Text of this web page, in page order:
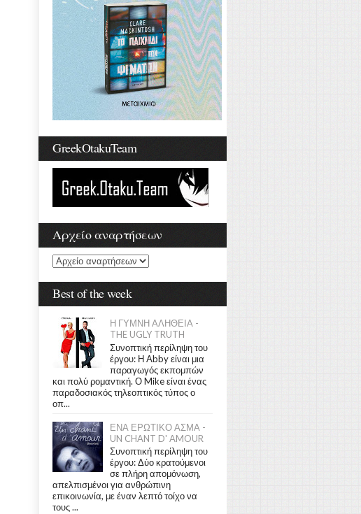
GreekOtakuTeam
Αρχείο αναρτήσεων
Best of the week
Η ΓΥΜΝΗ ΑΛΗΘΕΙΑ -
THE UGLY TRUTH
Συνοπτική περίληψη του
έργου: Η Abby είναι μια
παραγωγός εκπομπών
και πολύ ρομαντική. Ο Mike είναι ένας
παραδοσιακός τηλεοπτικός τύπος ο
οπ...
ΕΝΑ ΕΡΩΤΙΚΟ ΑΣΜΑ -
UN CHANT D' AMOUR
Συνοπτική περίληψη του
έργου: Δύο κρατούμενοι
σε πλήρη απομόνωση,
απελπισμένοι για ανθρώπινη
επικοινωνία, με έναν λεπτό τοίχο να
τους ...